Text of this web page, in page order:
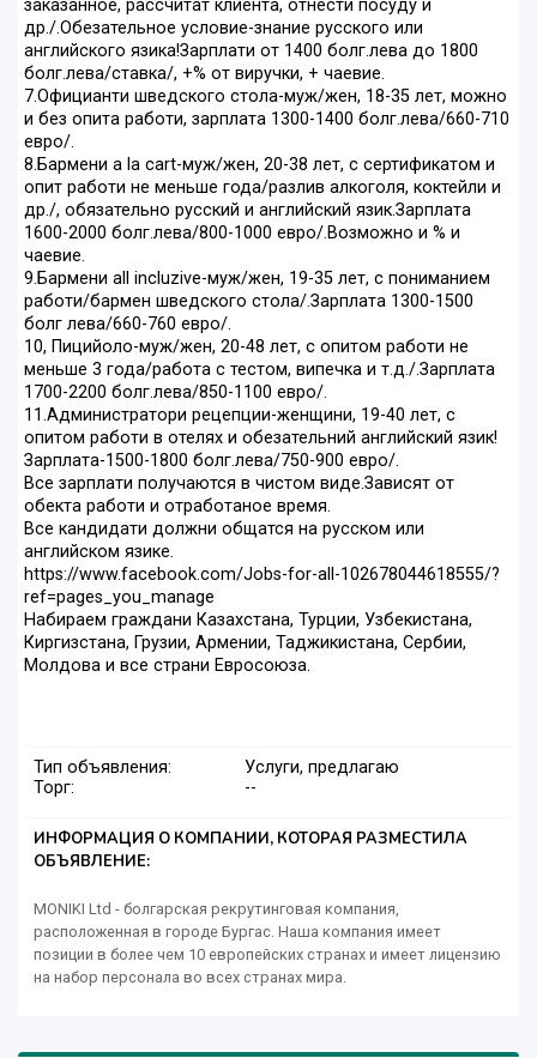
заказанное, рассчитат клиента, отнести посуду и
др./.Обезательное условие-знание русского или
английского язика!Зарплати от 1400 болг.лева до 1800
болг.лева/ставка/, +% от виручки, + чаевие.
7.Официанти шведского стола-муж/жен, 18-35 лет, можно
и без опита работи, зарплата 1300-1400 болг.лева/660-710
евро/.
8.Бармени a la cart-муж/жен, 20-38 лет, с сертификатом и
опит работи не меньше года/разлив алкоголя, коктейли и
др./, обязательно русский и английский язик.Зарплата
1600-2000 болг.лева/800-1000 евро/.Возможно и % и
чаевие.
9.Бармени all incluzive-муж/жен, 19-35 лет, с пониманием
работи/бармен шведского стола/.Зарплата 1300-1500
болг лева/660-760 евро/.
10, Пицийоло-муж/жен, 20-48 лет, с опитом работи не
меньше 3 года/работа с тестом, випечка и т.д./.Зарплата
1700-2200 болг.лева/850-1100 евро/.
11.Администратори рецепции-женщини, 19-40 лет, с
опитом работи в отелях и обезательний английский язик!
Зарплата-1500-1800 болг.лева/750-900 евро/.
Все зарплати получаются в чистом виде.Зависят от
обекта работи и отработаное время.
Все кандидати должни общатся на русском или
английском язике.
https://www.facebook.com/Jobs-for-all-102678044618555/?
ref=pages_you_manage
Набираем граждани Казахстана, Турции, Узбекистана,
Киргизстана, Грузии, Армении, Таджикистана, Сербии,
Молдова и все страни Евросоюза.
Тип объявления:
Услуги, предлагаю
Торг:
--
ИНФОРМАЦИЯ О КОМПАНИИ, КОТОРАЯ РАЗМЕСТИЛА
ОБЪЯВЛЕНИЕ:
MONIKI Ltd - болгарская рекрутинговая компания,
расположенная в городе Бургас. Наша компания имеет
позиции в более чем 10 европейских странах и имеет лицензию
на набор персонала во всех странах мира.